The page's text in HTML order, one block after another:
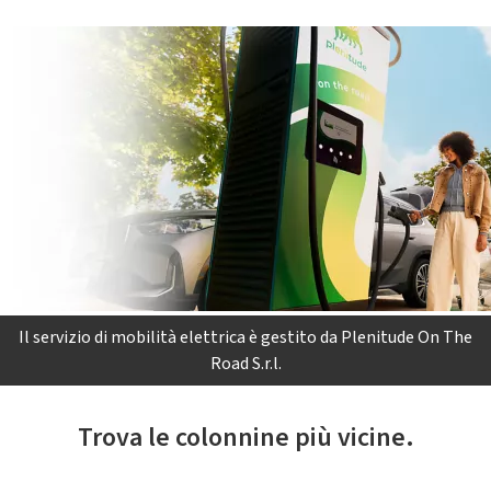
Il servizio di mobilità elettrica è gestito da Plenitude On The
Road S.r.l.
Trova le colonnine più vicine.